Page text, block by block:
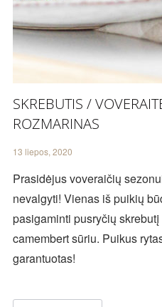
SKREBUTIS /
ROZMARINAS
13 liepos, 2020
Prasidėjus voveraičių
nevalgyti! Vienas iš puikių
pasigaminti pusryčių
camembert sūriu. Puikus
garantuotas!